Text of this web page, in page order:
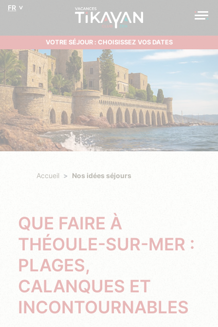
FR
VOTRE SÉJOUR : CHOISISSEZ VOS DATES
Accueil Nos idées séjours
QUE FAIRE À
THÉOULE-SUR-MER :
PLAGES,
CALANQUES ET
INCONTOURNABLES